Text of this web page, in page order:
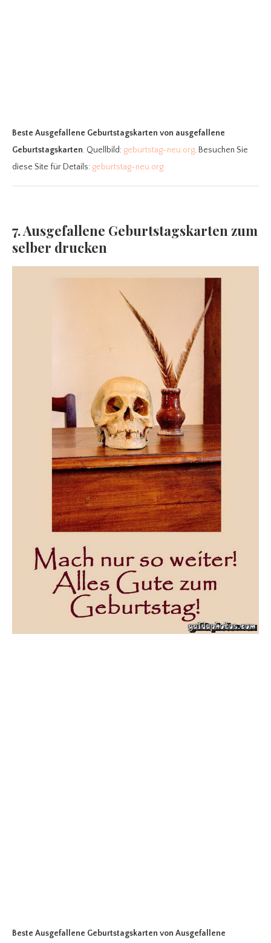
Beste Ausgefallene Geburtstagskarten von ausgefallene
Geburtstagskarten. Quellbild: geburtstag-neu.org. Besuchen Sie
diese Site für Details: geburtstag-neu.org
7. Ausgefallene Geburtstagskarten zum
selber drucken
Beste Ausgefallene Geburtstagskarten von Ausgefallene